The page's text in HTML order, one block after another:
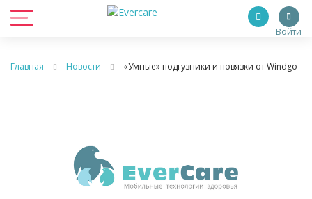
Войти
Главная Новости «Умные» подгузники и повязки от Windgo